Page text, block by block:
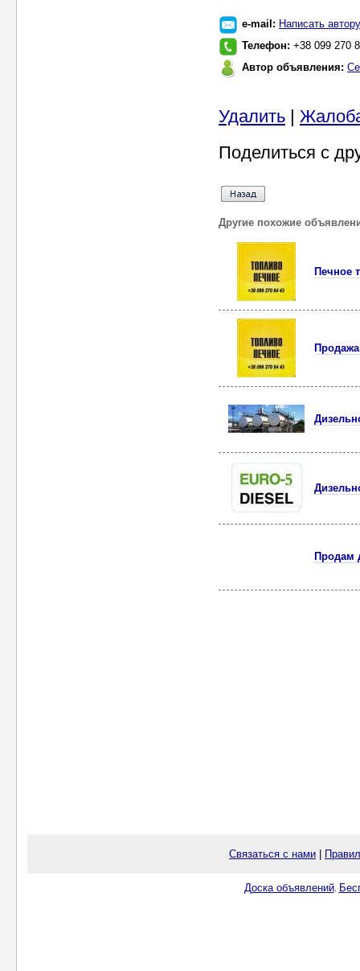
e-mail: Написать автору
Телефон: +38 099 270
Автор объявления:
Удалить |
Поделиться с
Другие похожие
Печное
Продам
Связаться с нами
Доска объявлений.